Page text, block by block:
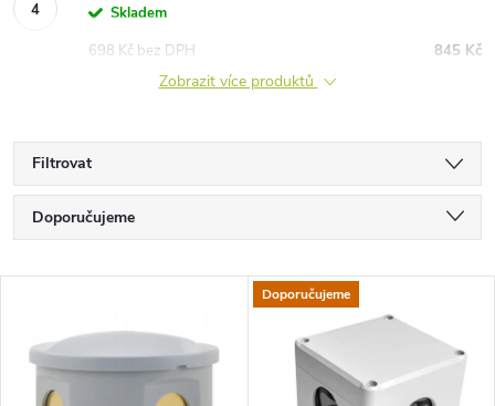
Skladem
845 Kč
698 Kč bez DPH
Zobrazit více produktů
Filtrovat
Ř
a
z
Doporučujeme
Nejprodávanější
Abecedně
ý
Doporučujeme